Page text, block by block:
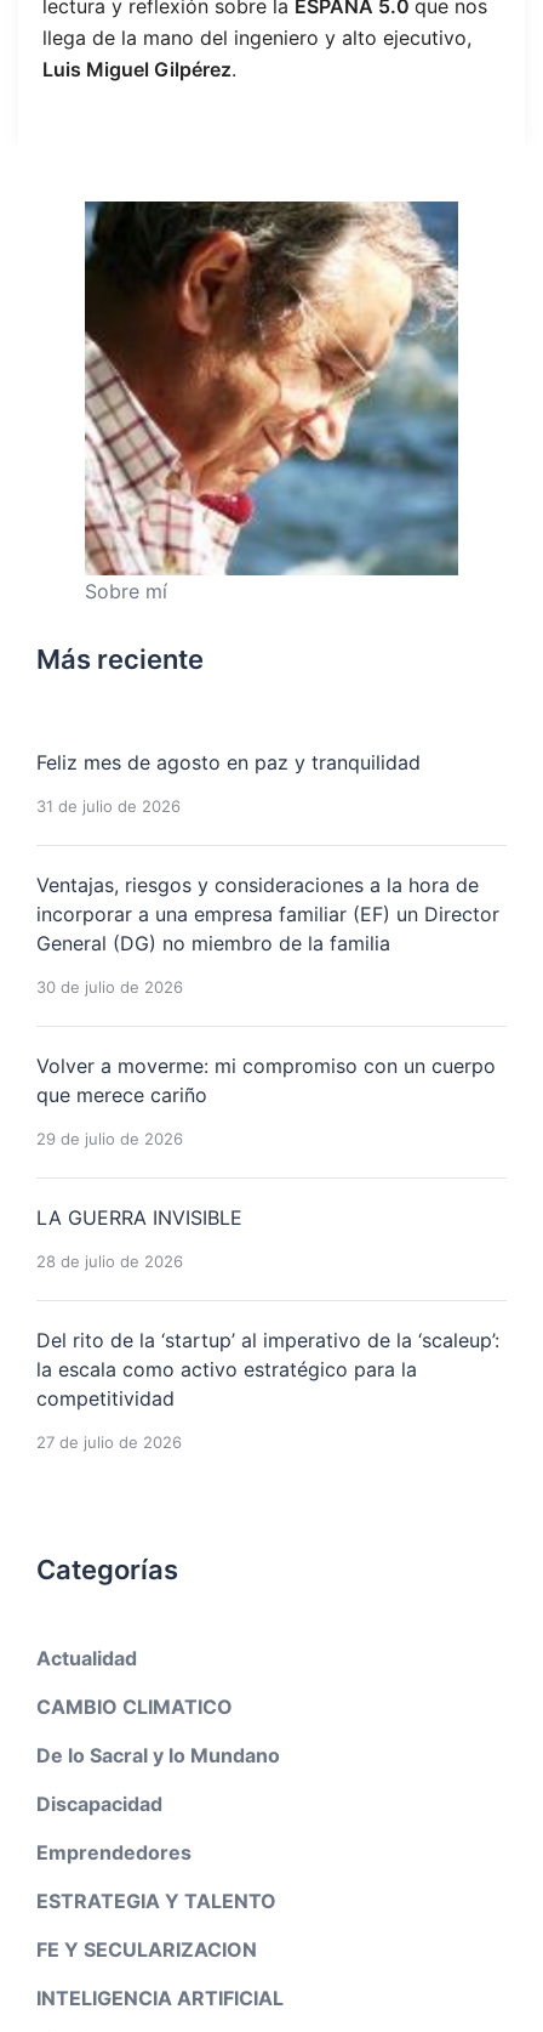
lectura y reflexión sobre la ESPAÑA 5.0 que nos
llega de la mano del ingeniero y alto ejecutivo,
Luis Miguel Gilpérez.
Sobre mí
Más reciente
Feliz mes de agosto en paz y tranquilidad
31 de julio de 2026
Ventajas, riesgos y consideraciones a la hora de
incorporar a una empresa familiar (EF) un Director
General (DG) no miembro de la familia
30 de julio de 2026
Volver a moverme: mi compromiso con un cuerpo
que merece cariño
29 de julio de 2026
LA GUERRA INVISIBLE
28 de julio de 2026
Del rito de la ‘startup’ al imperativo de la ‘scaleup’:
la escala como activo estratégico para la
competitividad
27 de julio de 2026
Categorías
Actualidad
CAMBIO CLIMATICO
De lo Sacral y lo Mundano
Discapacidad
Emprendedores
ESTRATEGIA Y TALENTO
FE Y SECULARIZACION
INTELIGENCIA ARTIFICIAL